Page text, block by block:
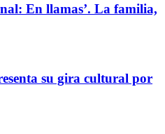
En llamas’. La familia,
su gira cultural por